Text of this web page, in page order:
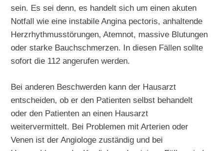
sein. Es sei denn, es handelt sich um einen akuten
Notfall wie eine instabile Angina pectoris, anhaltende
Herzrhythmusstörungen, Atemnot, massive Blutungen
oder starke Bauchschmerzen. In diesen Fällen sollte
sofort die 112 angerufen werden.
Bei anderen Beschwerden kann der Hausarzt
entscheiden, ob er den Patienten selbst behandelt
oder den Patienten an einen Hausarzt
weitervermittelt. Bei Problemen mit Arterien oder
Venen ist der Angiologe zuständig und bei